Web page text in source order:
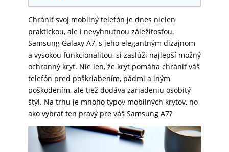
PRODUKTY
Chrániť svoj mobilný telefón je dnes nielen
praktickou, ale i nevyhnutnou záležitosťou.
Samsung Galaxy A7, s jeho elegantným dizajnom
a vysokou funkcionalitou, si zaslúži najlepší možný
ochranný kryt. Nie len, že kryt pomáha chrániť váš
telefón pred poškriabením, pádmi a iným
poškodením, ale tiež dodáva zariadeniu osobitý
štýl. Na trhu je mnoho typov mobilných krytov, no
ako vybrať ten pravý pre váš Samsung A7?